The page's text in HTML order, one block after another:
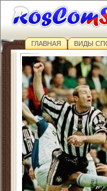
ГЛАВНАЯ ВИДЫ